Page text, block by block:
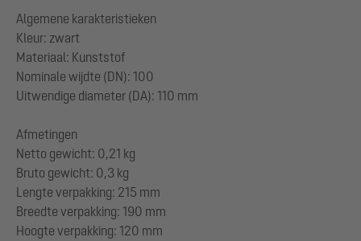
Algemene karakteristieken
Kleur: zwart
Materiaal: Kunststof
Nominale wijdte (DN): 100
Uitwendige diameter (DA): 110 mm
Afmetingen
Netto gewicht: 0,21 kg
Bruto gewicht: 0,3 kg
Lengte verpakking: 215 mm
Breedte verpakking: 190 mm